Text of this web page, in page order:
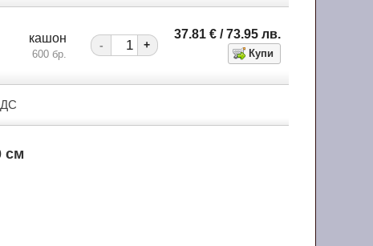
кашон
600 бр.
- +
37.81€ / 73.95лв.
см